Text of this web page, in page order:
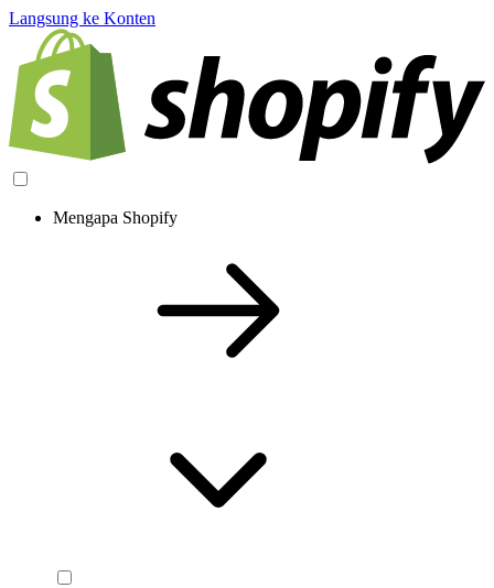
Langsung ke Konten
Mengapa Shopify